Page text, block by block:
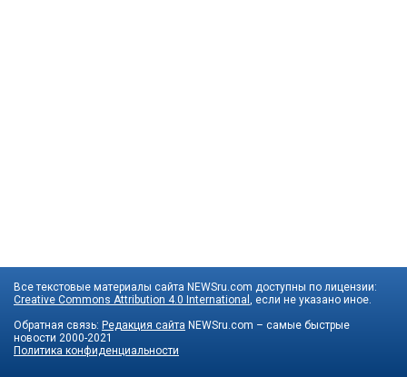
Все текстовые материалы сайта NEWSru.com доступны по лицензии:
Creative Commons Attribution 4.0 International , если не указано иное.
Обратная связь: Редакция сайта NEWSru.com – самые быстрые
новости 2000-2021
Политика конфиденциальности